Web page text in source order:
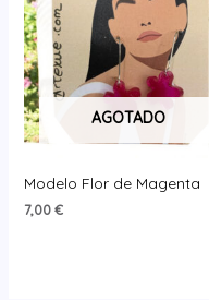
AGOTADO
Modelo Flor de Magenta
7,00€